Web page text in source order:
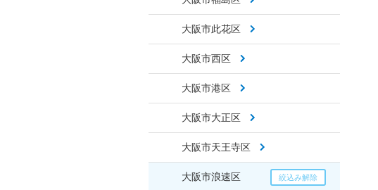
大阪市此花区
大阪市西区
大阪市港区
大阪市大正区
大阪市天王寺区
大阪市浪速区